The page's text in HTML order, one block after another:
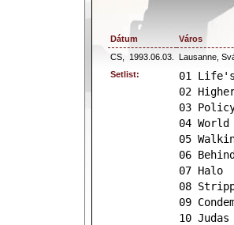
Dátum Város
CS,
1993.06.03. Lausanne,
Setlist:
01
02
03
04 World
05
06
07 Halo
08
09
10 Judas